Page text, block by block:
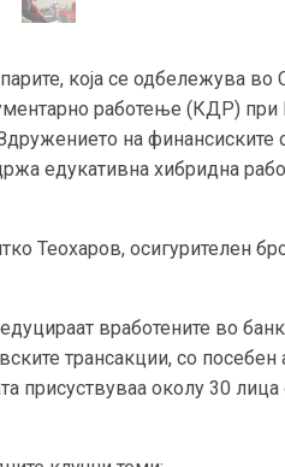
која се одбележува
работење (КДР)
на финансиските
едукативна хибридна
Теохаров, осигурителен
вработените во
трансакции, со
присуствуваа околу 30